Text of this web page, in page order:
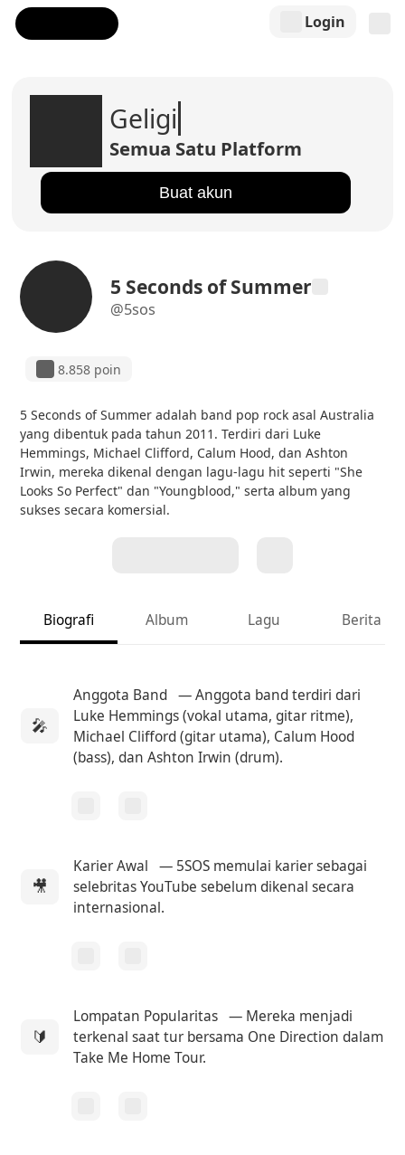
Login
Geligi
Semua Satu Platform
Buat akun
5 Seconds of Summer
@5sos
8.858 poin
5 Seconds of Summer adalah band pop rock asal Australia
yang dibentuk pada tahun 2011. Terdiri dari Luke
Hemmings, Michael Clifford, Calum Hood, dan Ashton
Irwin, mereka dikenal dengan lagu-lagu hit seperti "She
Looks So Perfect" dan "Youngblood," serta album yang
sukses secara komersial.
Biografi Album Lagu Berita
🎤
Anggota Band — Anggota band terdiri dari
Luke Hemmings (vokal utama, gitar ritme),
Michael Clifford (gitar utama), Calum Hood
(bass), dan Ashton Irwin (drum).
🎥
Karier Awal
— 5SOS memulai karier sebagai
selebritas YouTube sebelum dikenal secara
internasional.
🔰
Lompatan Popularitas — Mereka menjadi
terkenal saat tur bersama One Direction dalam
Take Me Home Tour.